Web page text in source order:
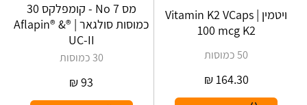
ויטמין Vitamin K2 VCaps |
100 mcg K2
50 כמוסות
164.30
₪
מס No 7 - קומפלקס 30
כמוסות סולגאר | ®Aflapin® &
UC-II
30 כמוסות
93
₪